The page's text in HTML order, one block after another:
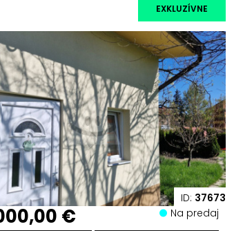
ID: 37673
EXKLUZÍVNE
€ Na predaj